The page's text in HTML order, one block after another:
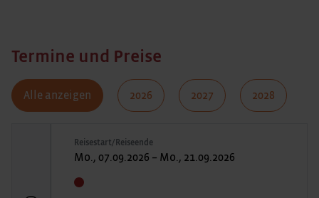
Termine und Preise
Alle anzeigen 2026 2027 2028
Reisestart/Reiseende
Mo., 07.09.2026 – Mo., 21.09.2026